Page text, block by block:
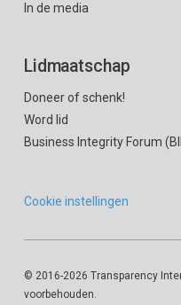
In de media
Lidmaatschap
Doneer of schenk!
Word lid
Business Integrity Forum
Cookie instellingen
© 2016-2026 Transparency
voorbehouden.